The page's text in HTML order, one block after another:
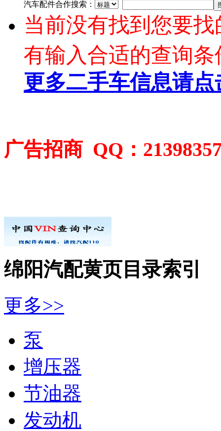
汽车配件合作搜索：
当前没有找到您要
有输入合适的查询
更多二手车信息请点
广告招商 QQ：
绵阳汽配黄页目录索引
更多>>
泵
增压器
节油器
发动机